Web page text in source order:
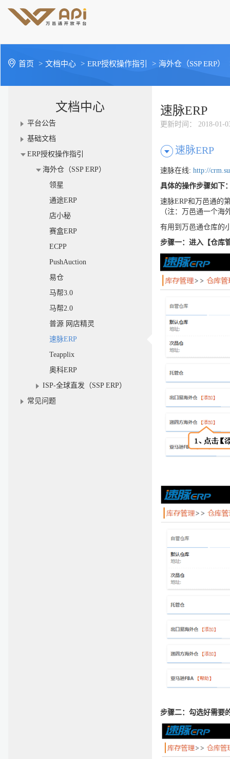
首页 > 文档中心 > ERP授权操作指引 > 海外仓（SSP ERP）
文档中心
平台公告
基础文档
ERP授权操作指引
海外仓（SSP ERP）
领星
通途ERP
店小秘
赛盒ERP
ECPP
PushAuction
易仓
马帮3.0
马帮2.0
普源 网店精灵
速脉ERP
Teapplix
奥科ERP
ISP-全球直发（SSP ERP）
常见问题
速脉ERP
更新时间 ： 2018-01-
速脉ERP
速脉在线: http://
具体的操作步骤如下
速脉ERP和万邑通的
（注：万邑通一个海
有用到万邑通仓库的
步骤一：进入【仓库
步骤二：勾选好需要